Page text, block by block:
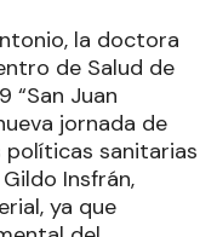
la doctora
de Salud de
“San Juan
jornada de
sanitarias
Insfrán,
ya que